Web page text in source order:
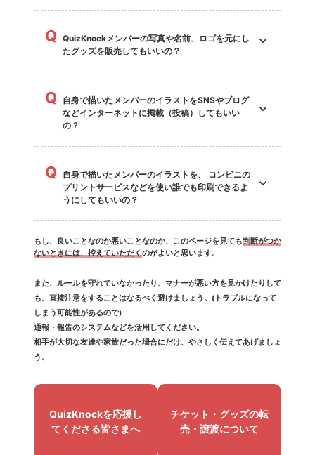
Q QuizKnockメンバーの写真や名前、ロゴを元にし
たグッズを販売してもいいの？
Q
自身で描いたメンバーのイラストをSNSやブログ
などインターネットに掲載（投稿）してもいい
の？
Q
自身で描いたメンバーのイラストを、 コンビニの
プリントサービスなどを使い誰でも印刷できるよ
うにしてもいいの？
もし、良いことなのか悪いことなのか、このページを見ても判断がつか
ないときには、控えていただくのがよいと思います。
また、ルールを守れていなかったり、マナーが悪い方を見かけたりして
も、直接注意をすることはなるべく避けましょう。(トラブルになって
しまう可能性があるので)
通報・報告のシステムなどを活用してください。
相手が大切な友達や家族だった場合にだけ、やさしく伝えてあげましょ
う。
QuizKnockを応援し
て くださる皆さまへ
チケット・グッズの転
売・譲渡について